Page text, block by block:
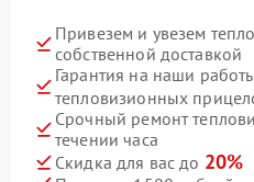
Привезем и увезем
собственной доставкой
Гарантия на наши
тепловизионных
Срочный ремонт
течении часа
Скидка для вас до 20%